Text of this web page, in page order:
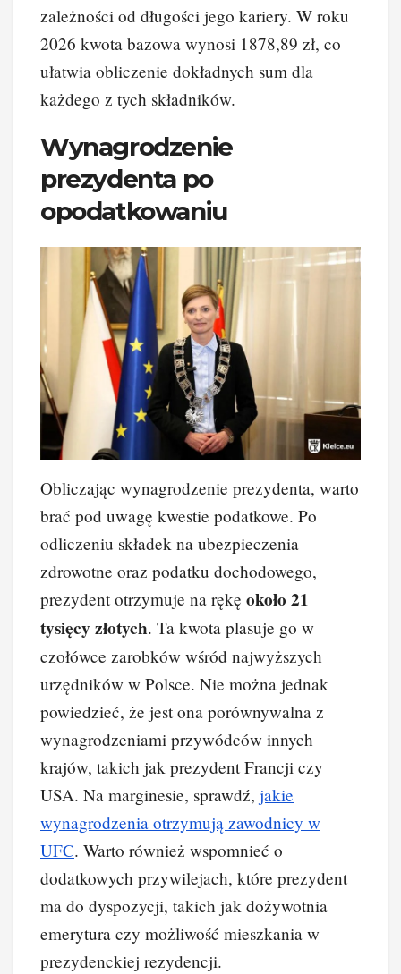
zależności od długości jego kariery. W roku
2026 kwota bazowa wynosi 1878,89 zł, co
ułatwia obliczenie dokładnych sum dla
każdego z tych składników.
Wynagrodzenie
prezydenta po
opodatkowaniu
Obliczając wynagrodzenie prezydenta, warto
brać pod uwagę kwestie podatkowe. Po
odliczeniu składek na ubezpieczenia
zdrowotne oraz podatku dochodowego,
prezydent otrzymuje na rękę około 21
tysięcy złotych. Ta kwota plasuje go w
czołówce zarobków wśród najwyższych
urzędników w Polsce. Nie można jednak
powiedzieć, że jest ona porównywalna z
wynagrodzeniami przywódców innych
krajów, takich jak prezydent Francji czy
USA. Na marginesie, sprawdź, jakie
wynagrodzenia otrzymują zawodnicy w
UFC. Warto również wspomnieć o
dodatkowych przywilejach, które prezydent
ma do dyspozycji, takich jak dożywotnia
emerytura czy możliwość mieszkania w
prezydenckiej rezydencji.